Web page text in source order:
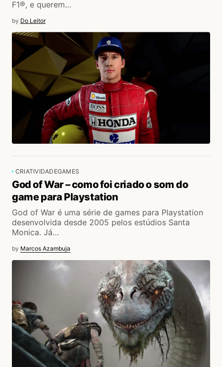
F1®, e querem…
by Do Leitor
CRIATIVIDADEGAMES
God of War – como foi criado o som do
game para Playstation
God of War é uma série de games para Playstation
desenvolvida desde 2005 pelos estúdios Santa
Monica. Já…
by Marcos Azambuja